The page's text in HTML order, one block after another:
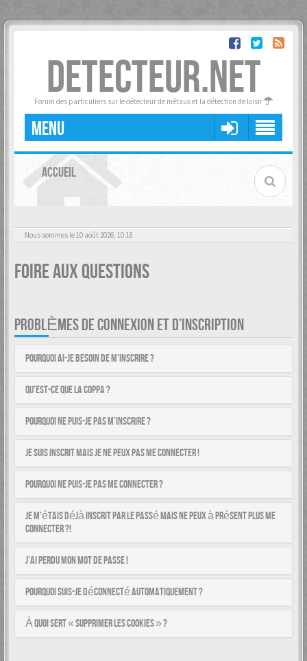
DETECTEUR.NET
Forum des particuliers sur le détecteur de métaux et la détection de loisir
MENU
ACCUEIL
Nous sommes le 10 août 2026, 10:18
Foire aux questions
PROBLÈMES DE CONNEXION ET D’INSCRIPTION
Pourquoi ai-je besoin de m’inscrire ?
Qu’est-ce que la COPPA ?
Pourquoi ne puis-je pas m’inscrire ?
Je suis inscrit mais je ne peux pas me connecter !
Pourquoi ne puis-je pas me connecter ?
Je m’étais déjà inscrit par le passé mais ne peux à présent plus me
connecter ?!
J’ai perdu mon mot de passe !
Pourquoi suis-je déconnecté automatiquement ?
À quoi sert « Supprimer les cookies » ?